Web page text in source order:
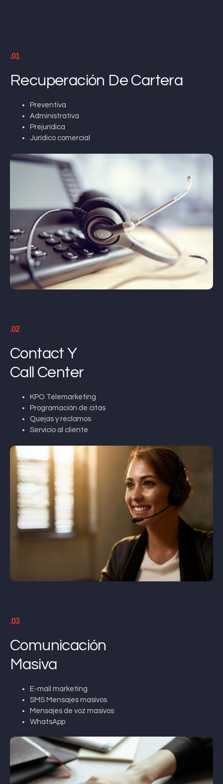
.01
Recuperación De Cartera
Preventiva
Administrativa
Prejurídica
Jurídico comercial
.02
Contact Y
Call Center
KPO Telemarketing
Programación de citas
Quejas y reclamos
Servicio al cliente
.03
Comunicación
Masiva
E-mail marketing
SMS Mensajes masivos
Mensajes de voz masivos
WhatsApp